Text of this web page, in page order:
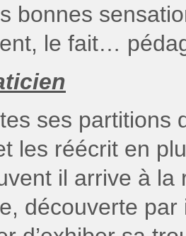
bonnes
le fait…
ses partitions
les réécrit en
il arrive à
découverte